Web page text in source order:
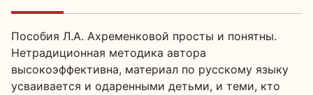
Пособия Л.А. Ахременковой просты и понятны.
Нетрадиционная методика автора
высокоэффективна, материал по русскому языку
усваивается и одаренными детьми, и теми, кто